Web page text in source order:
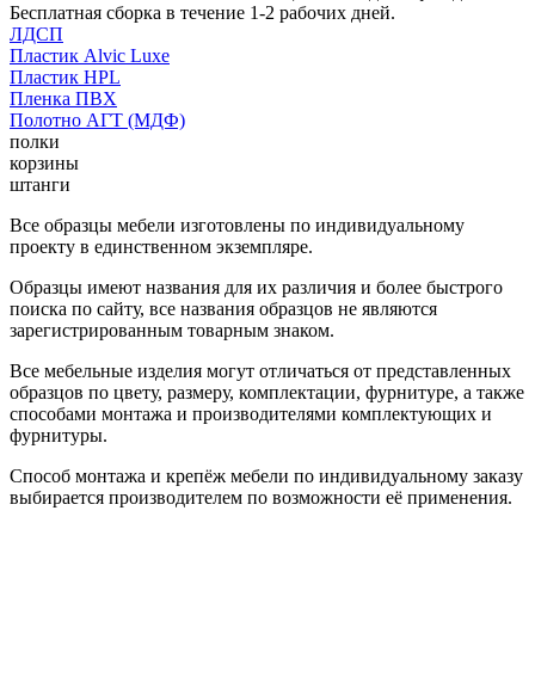
Бесплатная сборка в течение 1-2 рабочих дней.
ЛДСП
Пластик Alvic Luxe
Пластик HPL
Пленка ПВХ
Полотно АГТ (МДФ)
полки
корзины
штанги
Все образцы мебели изготовлены по индивидуальному
проекту в единственном экземпляре.
Образцы имеют названия для их различия и более быстрого
поиска по сайту, все названия образцов не являются
зарегистрированным товарным знаком.
Все мебельные изделия могут отличаться от представленных
образцов по цвету, размеру, комплектации, фурнитуре, а также
способами монтажа и производителями комплектующих и
фурнитуры.
Способ монтажа и крепёж мебели по индивидуальному заказу
выбирается производителем по возможности её применения.